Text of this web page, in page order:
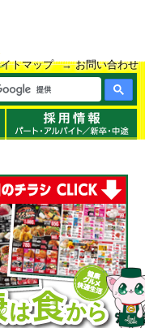
トマップ お問い合わせ